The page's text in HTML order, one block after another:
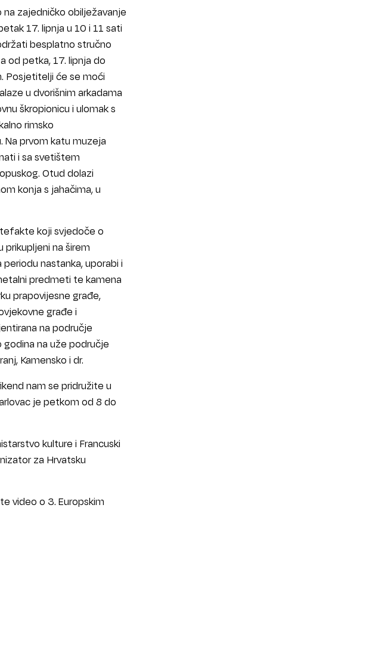
zajedničko obilježavanje
17. lipnja u 10 i 11 sati
besplatno stručno
od petka, 17. lipnja do
Posjetitelji će se moći
u dvorišnim arkadama
škropionicu i ulomak s
rimsko
Na prvom katu muzeja
i sa svetištem
Otud dolazi
konja s jahačima, u
koji svjedoče o
na širem
nastanka, uporabi i
predmeti te kamena
prapovijesne građe,
građe i
na područje
godina na uže područje
Kamensko i dr.
nam se pridružite u
je petkom od 8 do
kulture i Francuski
za Hrvatsku
video o 3. Europskim